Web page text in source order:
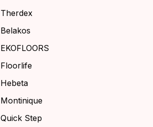
Therdex
Belakos
EKOFLOORS
Floorlife
Hebeta
Montinique
Quick Step